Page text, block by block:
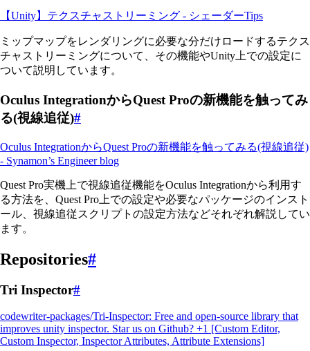
【Unity】テクスチャストリーミング - シェーダーTips
ミップマップをレンダリングに必要な分だけロードするテクス
チャストリーミングについて、その機能やUnity上での設定に
ついて説明しています。
Oculus IntegrationからQuest Proの新機能を触ってみ
る(視線追従)#
Oculus IntegrationからQuest Proの新機能を触ってみる(視線追従)
- Synamon’s Engineer blog
Quest Pro実機上で視線追従機能をOculus Integrationから利用す
る方法を、Quest Pro上での設定や必要なパッケージのインスト
ール、視線追従スクリプトの設定方法などそれぞれ解説してい
ます。
Repositories#
Tri Inspector#
codewriter-packages/Tri-Inspector: Free and open-source library that
improves unity inspector. Star us on Github? +1 [Custom Editor,
Custom Inspector, Inspector Attributes, Attribute Extensions]